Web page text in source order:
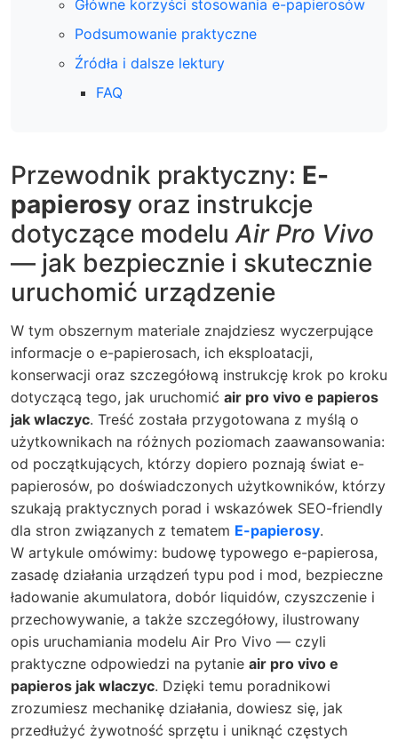
Główne korzyści stosowania e-papierosów
Podsumowanie praktyczne
Źródła i dalsze lektury
FAQ
Przewodnik praktyczny: E-
papierosy oraz instrukcje
dotyczące modeluAir Pro Vivo
— jak bezpiecznie i skutecznie
uruchomić urządzenie
W tym obszernym materiale znajdziesz wyczerpujące
informacje o e-papierosach, ich eksploatacji,
konserwacji oraz szczegółową instrukcję krok po kroku
dotyczącą tego, jak uruchomić air pro vivo e papieros
jak wlaczyc. Treść została przygotowana z myślą o
użytkownikach na różnych poziomach zaawansowania:
od początkujących, którzy dopiero poznają świat e-
papierosów, po doświadczonych użytkowników, którzy
szukają praktycznych porad i wskazówek SEO-friendly
dla stron związanych z tematem E-papierosy.
W artykule omówimy: budowę typowego e-papierosa,
zasadę działania urządzeń typu pod i mod, bezpieczne
ładowanie akumulatora, dobór liquidów, czyszczenie i
przechowywanie, a także szczegółowy, ilustrowany
opis uruchamiania modelu Air Pro Vivo — czyli
praktyczne odpowiedzi na pytanie air pro vivo e
papieros jak wlaczyc. Dzięki temu poradnikowi
zrozumiesz mechanikę działania, dowiesz się, jak
przedłużyć żywotność sprzętu i uniknąć częstych